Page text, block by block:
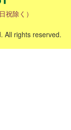
祝除く）
All rights reserved.